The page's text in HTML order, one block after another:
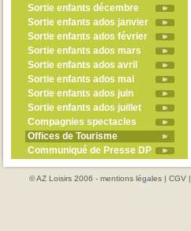
Sortie enfants décembre
Sortie enfants ados janvier
Sortie enfants ados février
Sortie enfants ados mars
Sortie enfants ados avril
Sortie enfants ados mai
Sortie enfants ados juin
Sortie enfants ados juillet
Compagnies spectacles
Offices de Tourisme
Communiqué de Presse DP
© AZ Loisirs 2006 - mentions légales | CGV |